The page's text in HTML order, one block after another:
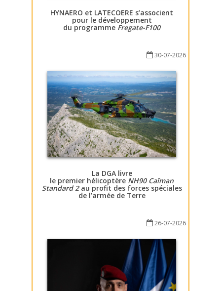
HYNAERO et LATECOERE s’associent
pour le développement
du programme Fregate-F100
30-07-2026
La DGA livre
le premier hélicoptère NH90 Caïman
Standard 2au profit des forces spéciales
de l’armée de Terre
26-07-2026